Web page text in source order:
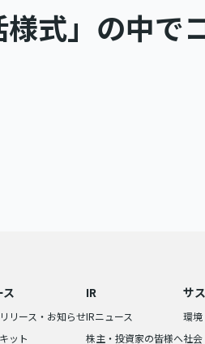
式」の中で
ス
リース・お知らせ
ット
IR
IRニュース
株主・投資家の皆様へ
サ
環境
社会